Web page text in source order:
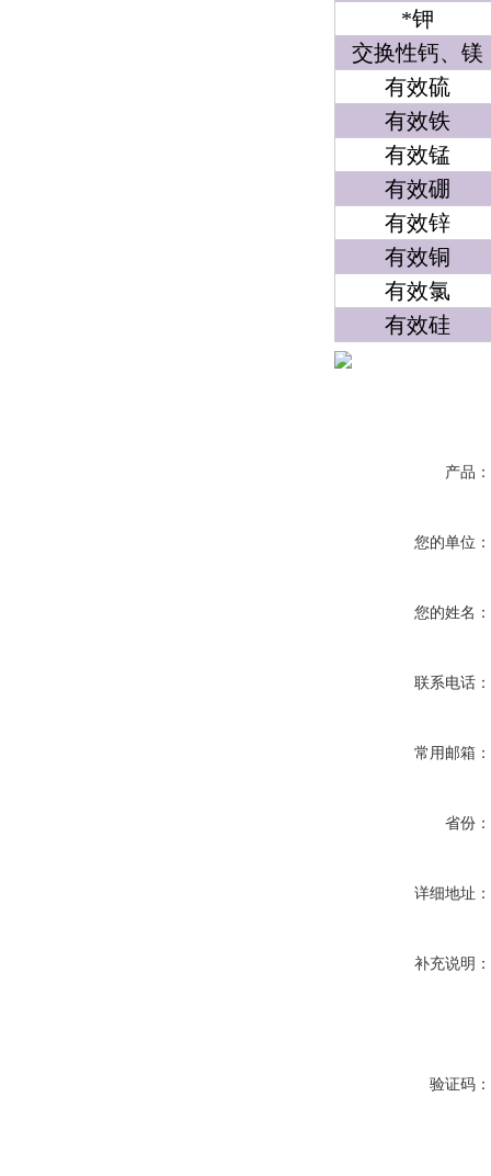
*钾
交换性钙、镁
有效硫
有效铁
有效锰
有效硼
有效锌
有效铜
有效氯
有效硅
产品：
您的单位：
您的姓名：
联系电话：
常用邮箱：
省份：
详细地址：
补充说明：
验证码：